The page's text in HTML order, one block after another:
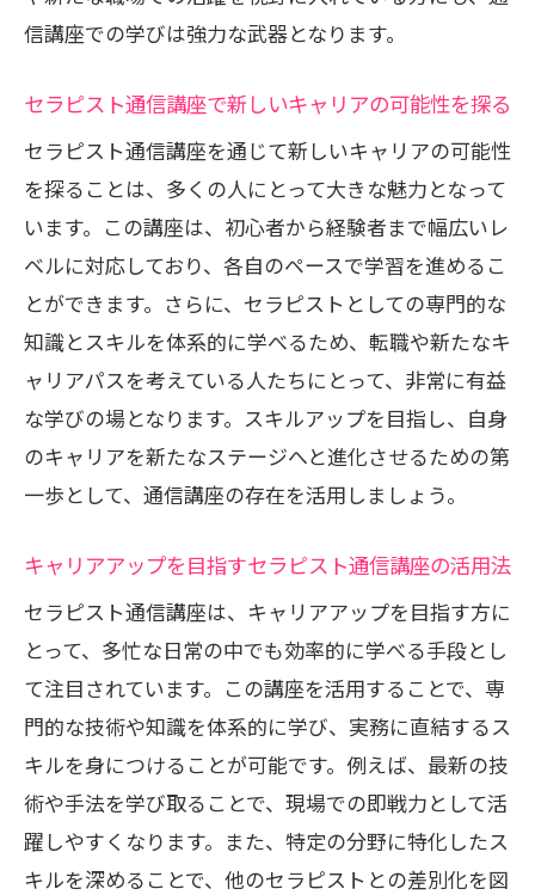
信講座での学びは強力な武器となります。
セラピスト通信講座で新しいキャリアの可能性を探る
セラピスト通信講座を通じて新しいキャリアの可能性
を探ることは、多くの人にとって大きな魅力となって
います。この講座は、初心者から経験者まで幅広いレ
ベルに対応しており、各自のペースで学習を進めるこ
とができます。さらに、セラピストとしての専門的な
知識とスキルを体系的に学べるため、転職や新たなキ
ャリアパスを考えている人たちにとって、非常に有益
な学びの場となります。スキルアップを目指し、自身
のキャリアを新たなステージへと進化させるための第
一歩として、通信講座の存在を活用しましょう。
キャリアアップを目指すセラピスト通信講座の活用法
セラピスト通信講座は、キャリアアップを目指す方に
とって、多忙な日常の中でも効率的に学べる手段とし
て注目されています。この講座を活用することで、専
門的な技術や知識を体系的に学び、実務に直結するス
キルを身につけることが可能です。例えば、最新の技
術や手法を学び取ることで、現場での即戦力として活
躍しやすくなります。また、特定の分野に特化したス
キルを深めることで、他のセラピストとの差別化を図